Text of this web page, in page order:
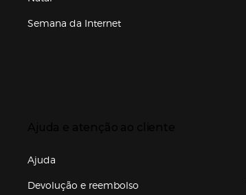
Semana da Internet
Ajuda
Devolução e reembolso